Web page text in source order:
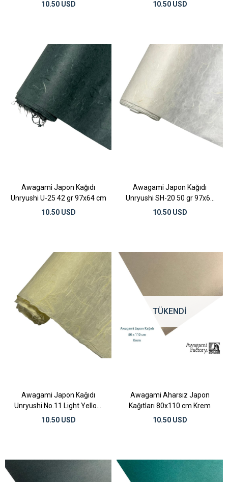
10.50 USD
10.50 USD
Awagami Japon Kağıdı
Unryushi U-25 42 gr 97x64 cm
10.50 USD
Awagami Japon Kağıdı
Unryushi SH-20 50 gr 97x64
cm
10.50 USD
Awagami Japon Kağıdı
Unryushi No.11 Light Yellow
42 gr 97x64 cm
10.50 USD
TÜKENDI
Awagami Aharsız Japon
Kağıtları 80x110 cm Krem
10.50 USD